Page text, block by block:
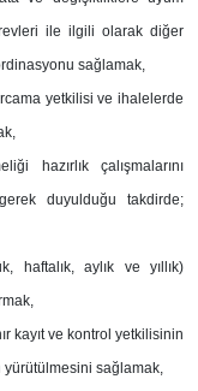
ile ilgili olarak diğer
sağlamak,
yetkilisi ve ihalelerde
hazırlık çalışmalarını
duyulduğu takdirde;
haftalık, aylık ve yıllık)
kayıt ve kontrol yetkilisinin
yürütülmesini sağlamak,